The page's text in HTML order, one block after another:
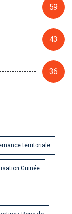
59
43
36
territoriale
Guinée